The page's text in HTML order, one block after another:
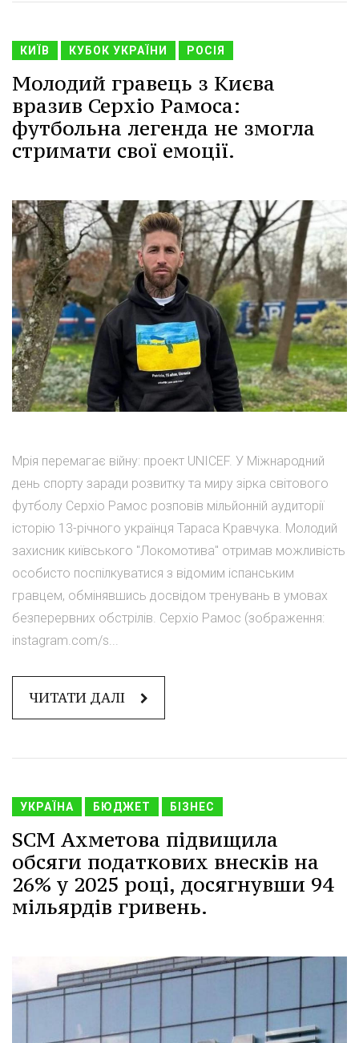
КИЇВ КУБОК УКРАЇНИ РОСІЯ
Молодий гравець з Києва
вразив Серхіо Рамоса:
футбольна легенда не змогла
стримати свої емоції.
Мрія перемагає війну: проект UNICEF. У Міжнародний
день спорту заради розвитку та миру зірка світового
футболу Серхіо Рамос розповів мільйонній аудиторії
історію 13-річного українця Тараса Кравчука. Молодий
захисник київського "Локомотива" отримав можливість
особисто поспілкуватися з відомим іспанським
гравцем, обмінявшись досвідом тренувань в умовах
безперервних обстрілів. Серхіо Рамос (зображення:
instagram.com/s...
ЧИТАТИ ДАЛІ
УКРАЇНА БЮДЖЕТ БІЗНЕС
SCM Ахметова підвищила
обсяги податкових внесків на
26% у 2025 році, досягнувши 94
мільярдів гривень.